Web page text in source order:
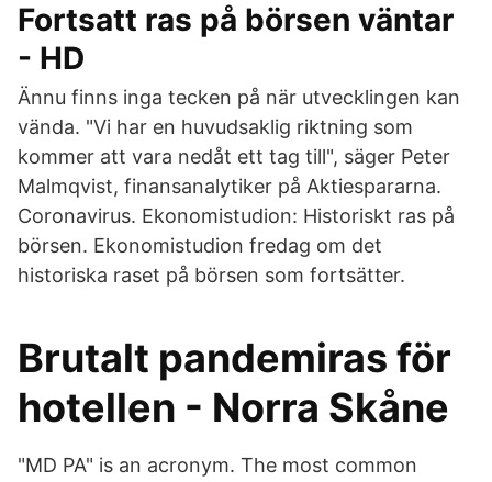
Fortsatt ras på börsen väntar
- HD
Ännu finns inga tecken på när utvecklingen kan
vända. "Vi har en huvudsaklig riktning som
kommer att vara nedåt ett tag till", säger Peter
Malmqvist, finansanalytiker på Aktiespararna.
Coronavirus. Ekonomistudion: Historiskt ras på
börsen. Ekonomistudion fredag om det
historiska raset på börsen som fortsätter.
Brutalt pandemiras för
hotellen - Norra Skåne
"MD PA" is an acronym. The most common